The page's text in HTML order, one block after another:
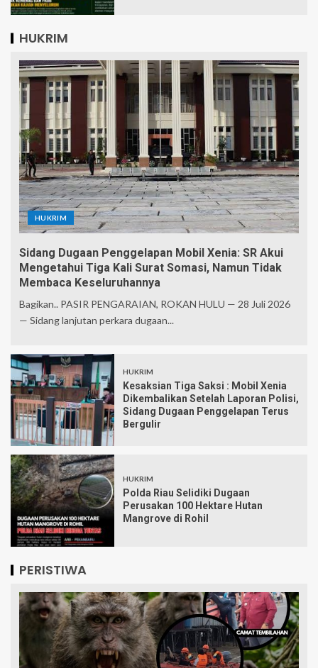
HUKRIM
HUKRIM
Sidang Dugaan Penggelapan Mobil Xenia: SR Akui
Mengetahui Tiga Kali Surat Somasi, Namun Tidak
Membaca Keseluruhannya
Bagikan.. PASIR PENGARAIAN, ROKAN HULU — 28 Juli 2026
— Sidang lanjutan perkara dugaan...
HUKRIM
Kesaksian Tiga Saksi : Mobil Xenia
Dikembalikan Setelah Laporan Polisi,
Sidang Dugaan Penggelapan Terus
Bergulir
HUKRIM
Polda Riau Selidiki Dugaan
Perusakan 100 Hektare Hutan
Mangrove di Rohil
PERISTIWA